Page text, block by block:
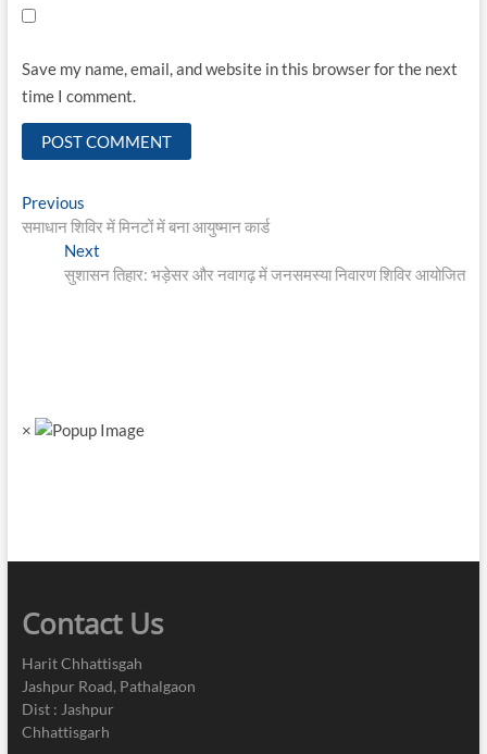
Save my name, email, and website in this browser for the next
time I comment.
Post
navigation
PreviousPrevious
post:
समाधान शिविर में मिनटों में बना आयुष्मान कार्ड
Next
post:
सुशासन तिहार: भड़ेसर और नवागढ़ में जनसमस्या निवारण शिविर आयोजित
×
Contact Us
Harit Chhattisgah
Jashpur Road, Pathalgaon
Dist : Jashpur
Chhattisgarh